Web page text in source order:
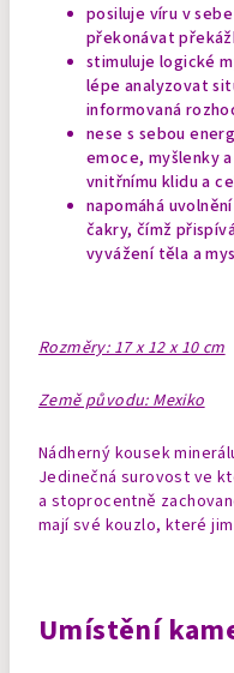
posiluje víru v
překonávat
stimuluje logické
lépe analyzovat
informovaná
nese s sebou
emoce, myšlenky
vnitřnímu klidu a
napomáhá
čakry, čímž
vyvážení těla a
Rozměry: 17 x 12 x 10 cm
Země původu: Mexiko
Nádherný kousek
Jedinečná surovost ve
a stoprocentně
mají své kouzlo, které
Umístění